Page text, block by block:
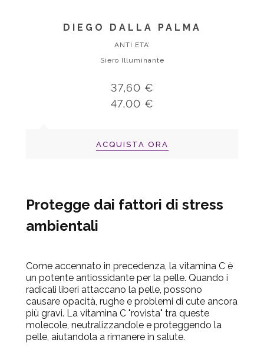
DIEGO DALLA PALMA
ANTI ETA’
Siero Illuminante
37,60 €
47,00 €
ACQUISTA ORA
Protegge dai fattori di stress
ambientali
Come accennato in precedenza, la vitamina C è
un potente antiossidante per la pelle. Quando i
radicali liberi attaccano la pelle, possono
causare opacità, rughe e problemi di cute ancora
più gravi. La vitamina C "rovista" tra queste
molecole, neutralizzandole e proteggendo la
pelle, aiutandola a rimanere in salute.